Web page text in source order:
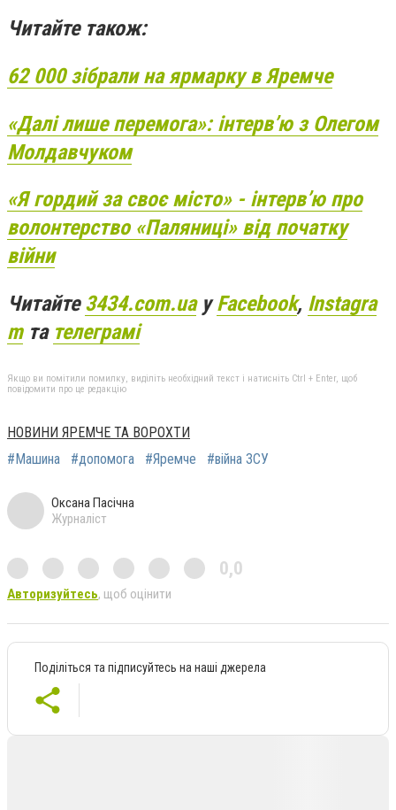
Читайте також:
62 000 зібрали на ярмарку в Яремче
«Далі лише перемога»: інтерв’ю з Олегом
Молдавчуком
«Я гордий за своє місто» - інтерв’ю про
волонтерство «Паляниці» від початку
війни
Читайте3434.com.uaуFacebook, Instagra
mта телеграмі
Якщо ви помітили помилку, виділіть необхідний текст і натисніть Ctrl + Enter, щоб
повідомити про це редакцію
НОВИНИ ЯРЕМЧЕ ТА ВОРОХТИ
#Машина
#допомога #Яремче #війна ЗСУ
Оксана Пасічна
Журналіст
0,0
Авторизуйтесь, щоб оцінити
Поділіться та підписуйтесь на наші джерела